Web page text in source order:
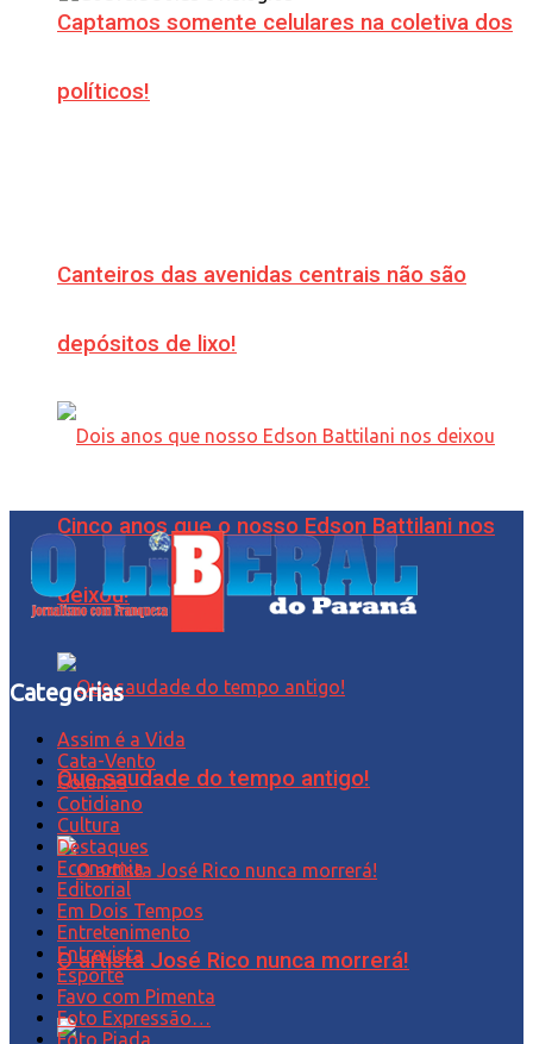
Captamos somente celulares na coletiva dos
políticos!
Canteiros das avenidas centrais não são
depósitos de lixo!
Cinco anos que o nosso Edson Battilani nos
deixou!
Que saudade do tempo antigo!
O artista José Rico nunca morrerá!
Categorias
Assim é a Vida
Cata-Vento
Colunas
Cotidiano
Cultura
Destaques
Economia
Editorial
Em Dois Tempos
Entretenimento
Entrevista
Esporte
Favo com Pimenta
Foto Expressão…
Foto Piada